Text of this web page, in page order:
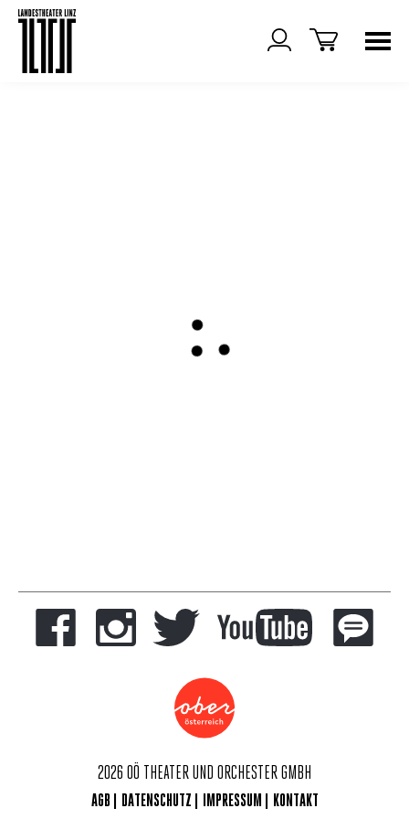
2026 OÖ THEATER UND ORCHESTER GMBH
AGB DATENSCHUTZ IMPRESSUM KONTAKT